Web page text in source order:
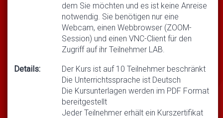
dem Sie möchten und es ist keine Anreise
notwendig. Sie benötigen nur eine
Webcam, einen Webbrowser (ZOOM-
Session) und einen VNC-Client für den
Zugriff auf ihr Teilnehmer LAB.
Details:
Der Kurs ist auf 10 Teilnehmer beschränkt
Die Unterrichtssprache ist Deutsch
Die Kursunterlagen werden im PDF Format
bereitgestellt
Jeder Teilnehmer erhält ein Kurszertifikat